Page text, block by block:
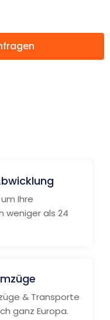
Ihre
weniger als 24
& Transporte
ganz Europa.